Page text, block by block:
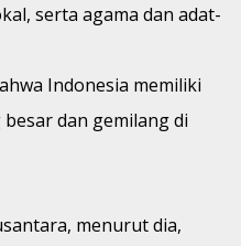
serta agama dan adat-
Indonesia memiliki
dan gemilang di
menurut dia,